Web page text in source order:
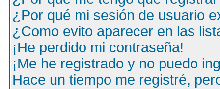
¿Por qué mi sesión de usuario
¿Como evito aparecer en las
¡He perdido mi contraseña!
¡Me he registrado y no puedo
Hace un tiempo me registré,